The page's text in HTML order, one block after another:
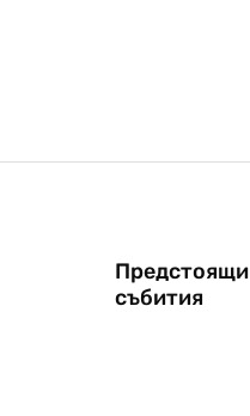
Предстоящи
събития